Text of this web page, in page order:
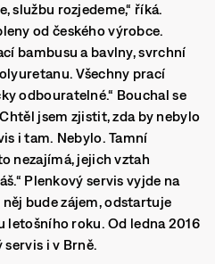
službu rozjedeme,“ říká.
od českého výrobce.
bambusu a bavlny, svrchní
Všechny prací
odbouratelné.“ Bouchal se
jsem zjistit, zda by nebylo
i tam. Nebylo. Tamní
nezajímá, jejich vztah
Plenkový servis vyjde na
bude zájem, odstartuje
letošního roku. Od ledna 2016
i v Brně.